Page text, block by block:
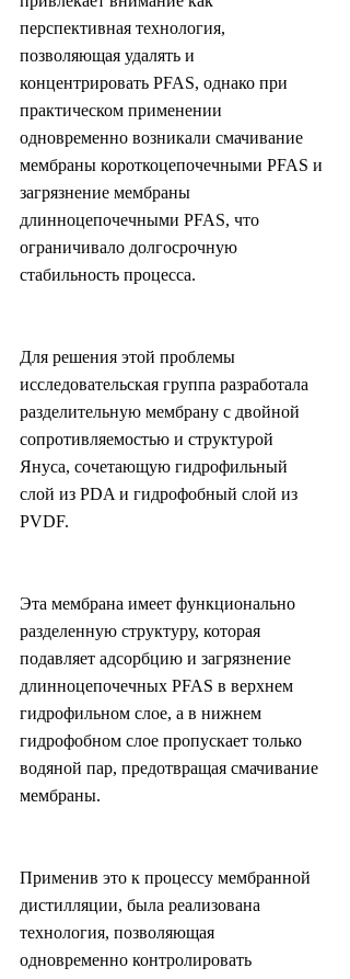
перспективная технология,
позволяющая удалять и
концентрировать PFAS, однако при
практическом применении
одновременно возникали смачивание
мембраны короткоцепочечными PFAS и
загрязнение мембраны
длинноцепочечными PFAS, что
ограничивало долгосрочную
стабильность процесса.
Для решения этой проблемы
исследовательская группа разработала
разделительную мембрану с двойной
сопротивляемостью и структурой
Януса, сочетающую гидрофильный
слой из PDA и гидрофобный слой из
PVDF.
Эта мембрана имеет функционально
разделенную структуру, которая
подавляет адсорбцию и загрязнение
длинноцепочечных PFAS в верхнем
гидрофильном слое, а в нижнем
гидрофобном слое пропускает только
водяной пар, предотвращая смачивание
мембраны.
Применив это к процессу мембранной
дистилляции, была реализована
технология, позволяющая
одновременно контролировать